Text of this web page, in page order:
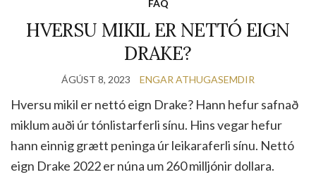
FAQ
HVERSU MIKIL ER NETTÓ EIGN
DRAKE?
ÁGÚST 8, 2023 ENGAR ATHUGASEMDIR
Hversu mikil er nettó eign Drake? Hann hefur safnað
miklum auði úr tónlistarferli sínu. Hins vegar hefur
hann einnig grætt peninga úr leikaraferli sínu. Nettó
eign Drake 2022 er núna um 260 milljónir dollara.